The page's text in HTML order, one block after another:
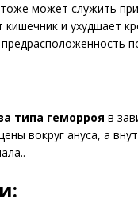
может служить
кишечник и ухудшает
типа геморроя в
вокруг ануса, а